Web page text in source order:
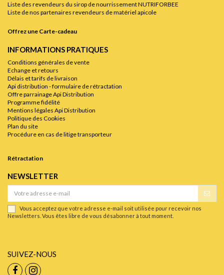
Liste des revendeurs du sirop de nourrissement NUTRIFORBEE
Liste de nos partenaires revendeurs de matériel apicole
Offrez une Carte-cadeau
INFORMATIONS PRATIQUES
Conditions générales de vente
Echange et retours
Délais et tarifs de livraison
Api distribution - formulaire de rétractation
Offre parrainage Api Distribution
Programme fidélité
Mentions légales Api Distribution
Politique des Cookies
Plan du site
Procédure en cas de litige transporteur
Rétractation
NEWSLETTER
Vous acceptez que votre adresse e-mail soit utilisée pour recevoir nos
Newsletters. Vous êtes libre de vous désabonner à tout moment.
SUIVEZ-NOUS